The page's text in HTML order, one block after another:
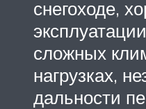
снегоходе,
сложных
нагрузках,
дальности